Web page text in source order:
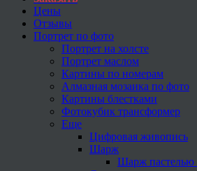
Цены
Отзывы
Портрет по фото
Портрет на холсте
Портрет маслом
Картины по номерам
Алмазная мозаика по фото
Картины блестками
Фотокубик трансформер
Еще
Цифровая живопись
Шарж
Шарж пастелью